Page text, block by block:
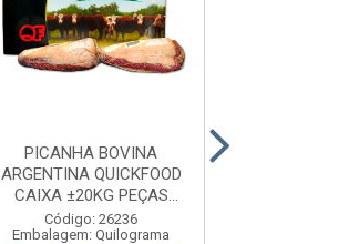
PICANHA BOVINA
ARGENTINA QUICKFOOD
CAIXA ±20KG PEÇAS
1,5KG U...
Código: 26236
Embalagem: Quilograma